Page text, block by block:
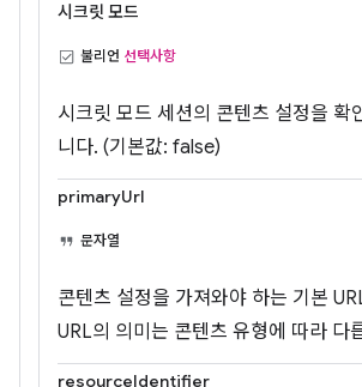
시크릿 모드
불리언 선택사항
시크릿 모드 세션의 콘텐츠 설정을 확
니다. (기본값: false)
primaryUrl
문자열
콘텐츠 설정을 가져와야 하는 기본
URL의 의미는 콘텐츠 유형에 따라 다
resourceIdentifier